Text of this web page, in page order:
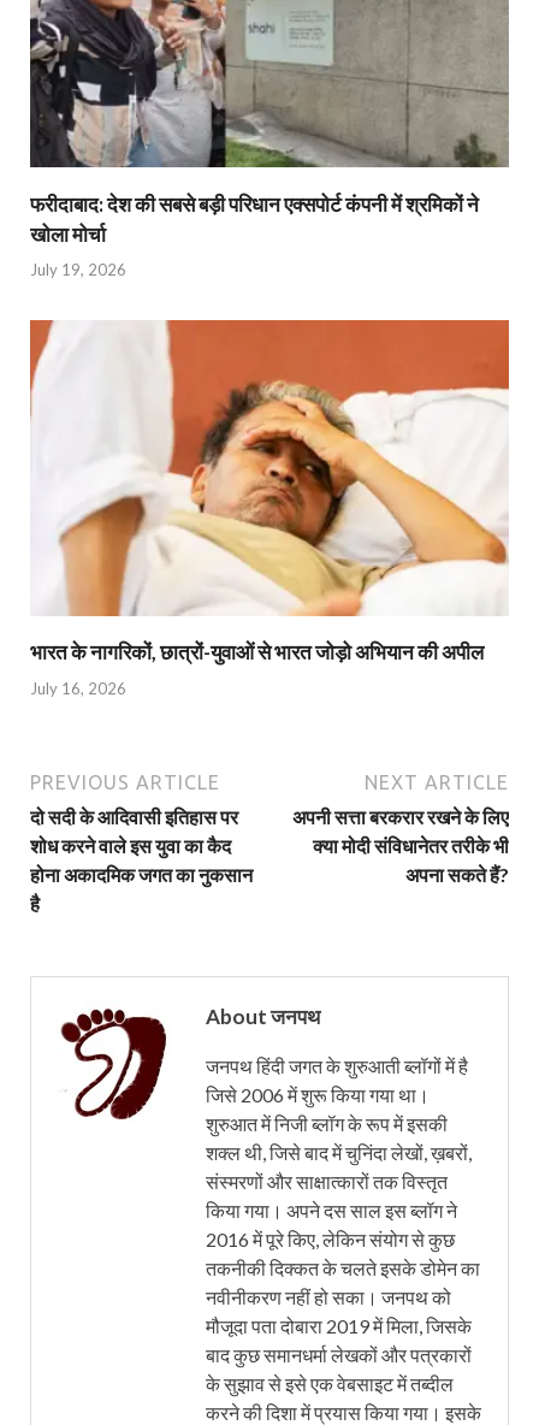
फरीदाबाद: देश की सबसे बड़ी परिधान एक्सपोर्ट कंपनी में श्रमिकों ने
खोला मोर्चा
July 19, 2026
भारत के नागरिकों, छात्रों-युवाओं से भारत जोड़ो अभियान की अपील
July 16, 2026
PREVIOUS ARTICLE
दो सदी के आदिवासी इतिहास पर
शोध करने वाले इस युवा का कैद
होना अकादमिक जगत का नुकसान
है
NEXT ARTICLE
अपनी सत्ता बरकरार रखने के लिए
क्या मोदी संविधानेतर तरीके भी
अपना सकते हैं?
About जनपथ
जनपथ हिंदी जगत के शुरुआती ब्लॉगों में है
जिसे 2006 में शुरू किया गया था।
शुरुआत में निजी ब्लॉग के रूप में इसकी
शक्ल थी, जिसे बाद में चुनिंदा लेखों, ख़बरों,
संस्मरणों और साक्षात्कारों तक विस्तृत
किया गया। अपने दस साल इस ब्लॉग ने
2016 में पूरे किए, लेकिन संयोग से कुछ
तकनीकी दिक्कत के चलते इसके डोमेन का
नवीनीकरण नहीं हो सका। जनपथ को
मौजूदा पता दोबारा 2019 में मिला, जिसके
बाद कुछ समानधर्मा लेखकों और पत्रकारों
के सुझाव से इसे एक वेबसाइट में तब्दील
करने की दिशा में प्रयास किया गया। इसके